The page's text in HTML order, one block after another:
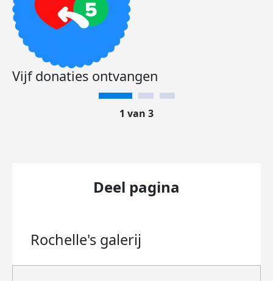
Vijf donaties ontvangen
1 van 3
Deel pagina
Rochelle's galerij